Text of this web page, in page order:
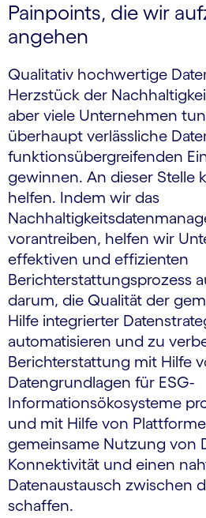
Painpoints, die wir
angehen
Qualitativ hochwertige
Herzstück der
aber viele Unternehmen
überhaupt verlässliche
funktionsübergreifenden
gewinnen. An dieser Stelle
helfen. Indem wir das
vorantreiben, helfen wir
effektiven und effizienten
Berichterstattungsprozess
darum, die Qualität der
Hilfe integrierter
automatisieren und zu
Berichterstattung mit Hilfe
Datengrundlagen für ESG-
Informationsökosysteme
und mit Hilfe von
gemeinsame Nutzung von
Konnektivität und einen
Datenaustausch zwischen
schaffen.